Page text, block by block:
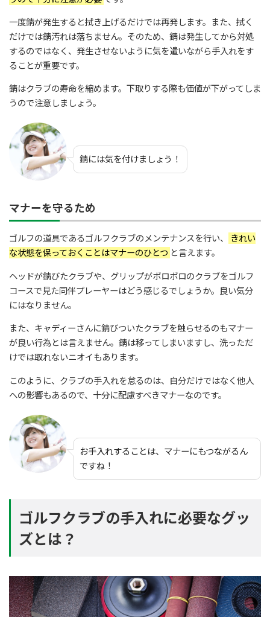
一度錆が発生すると拭き上げるだけでは再発します。また、拭く
だけでは錆汚れは落ちません。そのため、錆は発生してから対処
するのではなく、発生させないように気を遣いながら手入れをす
ることが重要です。
錆はクラブの寿命を縮めます。下取りする際も価値が下がってしま
うので注意しましょう。
錆には気を付けましょう！
マナーを守るため
ゴルフの道具であるゴルフクラブのメンテナンスを行い、
きれい
な状態を保っておくことはマナーのひとつ と言えます。
ヘッドが錆びたクラブや、グリップがボロボロのクラブをゴルフ
コースで見た同伴プレーヤーはどう感じるでしょうか。良い気分
にはなりません。
また、キャディーさんに錆びついたクラブを触らせるのもマナー
が良い行為とは言えません。錆は移ってしまいますし、洗っただ
けでは取れないニオイもあります。
このように、クラブの手入れを怠るのは、自分だけではなく他人
への影響もあるので、十分に配慮すべきマナーなのです。
お手入れすることは、マナーにもつながるん
ですね！
ゴルフクラブの手入れに必要なグッ
ズとは？